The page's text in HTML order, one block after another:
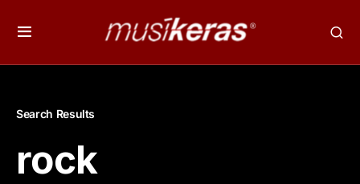
Search Results
rock